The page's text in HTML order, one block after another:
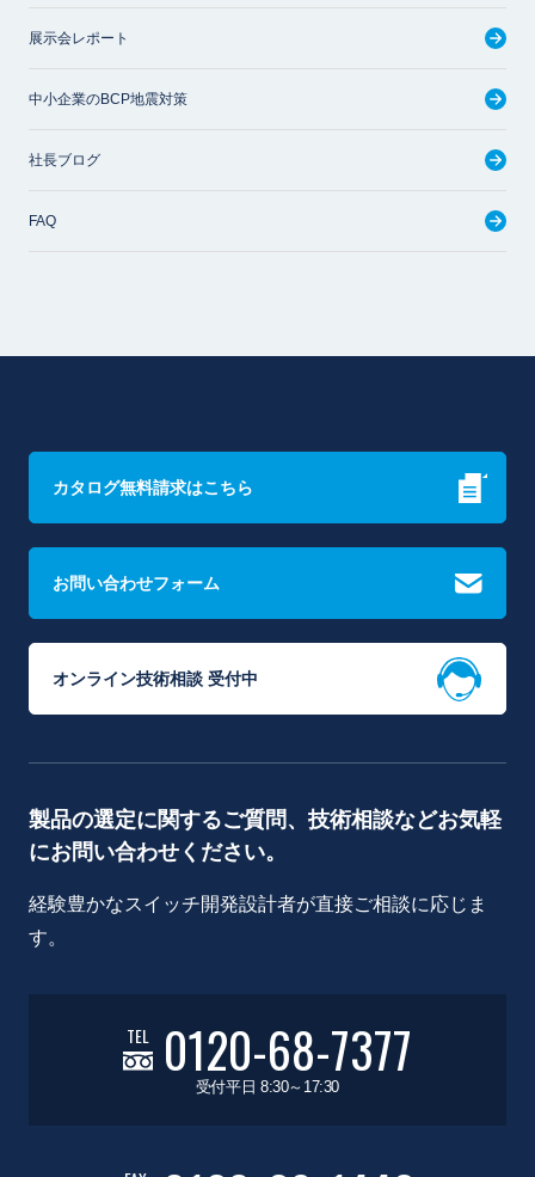
展示会レポート
中小企業のBCP地震対策
社長ブログ
FAQ
カタログ無料請求はこちら
お問い合わせフォーム
オンライン技術相談 受付中
製品の選定に関するご質問、技術相談などお気軽
にお問い合わせください。
経験豊かなスイッチ開発設計者が直接ご相談に応じま
す。
TEL 0120-68-7377
受付平日 8:30～17:30